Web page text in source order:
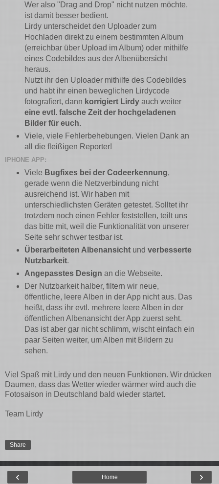
Wer also "Drag and Drop" nicht nutzen möchte,
ist damit besser bedient.
Lirdy unterscheidet den Uploader zum
Hochladen direkt zu einem bestimmten Album
(erreichbar über Upload im Album) oder mithilfe
eines Codebildes aus der Albenübersicht
heraus.
Nutzt ihr den Uploader mithilfe des Codebildes
und habt ihr einen beweglichen Lirdycode
fotografiert, dann korrigiert Lirdyauch weiter
eine evtl. falsche Zeit der hochgeladenen
Bilder für euch.
Viele, viele Fehlerbehebungen. Vielen Dank an
all die fleißigen Reporter!
IPHONE APP:
Viele Bugfixes bei der Codeerkennung,
gerade wenn die Netzverbindung nicht
ausreichend ist. Wir haben mit
unterschiedlichsten Geräten getestet. Solltet ihr
trotzdem noch einen Fehler feststellen, teilt uns
das bitte mit, weil die Funktionalität von unserer
Seite sehr schwer testbar ist.
Überarbeiteten Albenansichtund verbesserte
Nutzbarkeit.
Angepasstes Design an die Webseite.
Der Nutzbarkeit halber, filtern wir neue,
öffentliche, leere Alben in der App nicht aus. Das
heißt, dass ihr evtl. mehrere leere Alben in der
öffentlichen Albenansicht der App zuerst seht.
Das ist aber gar nicht schlimm, wischt einfach ein
paar Seiten weiter, um Alben mit Bildern zu
sehen.
Viel Spaß mit Lirdy und den neuen Funktionen. Wir drücken
Daumen, dass das Wetter wieder wärmer wird auch die
Fotosaison in Deutschland bald wieder startet.
Team Lirdy
Share
‹ ›
Home